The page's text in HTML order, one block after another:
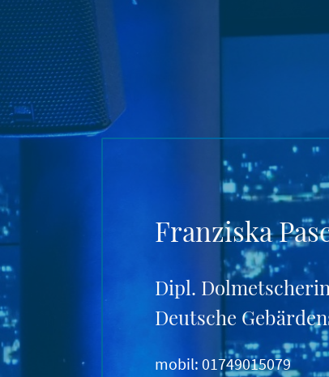
Franziska
Dipl.
Deutsche
mobil: 01749015079